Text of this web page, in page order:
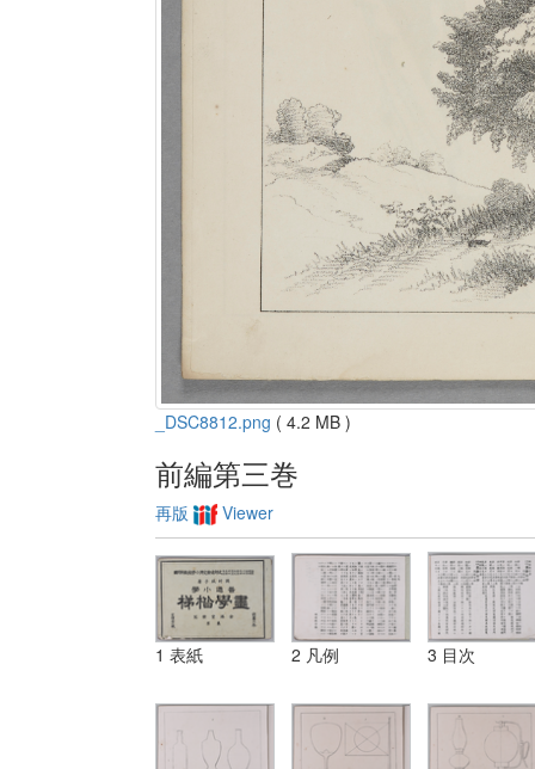
_DSC8812.png ( 4.2 MB )
前編第三巻
再版 Viewer
1 表紙 2 凡例 3 目次